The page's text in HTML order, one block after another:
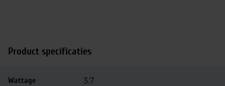
Product specificaties
Wattage 3.7